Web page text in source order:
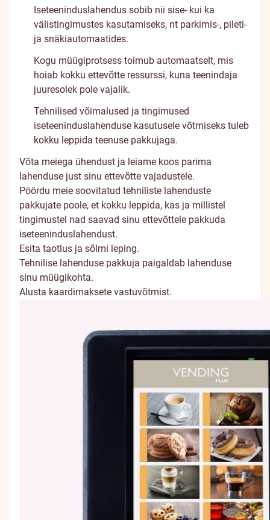
Iseteeninduslahendus sobib nii sise- kui ka
välistingimustes kasutamiseks, nt parkimis-, pileti-
ja snäkiautomaatides.
Kogu müügiprotsess toimub automaatselt, mis
hoiab kokku ettevõtte ressurssi, kuna teenindaja
juuresolek pole vajalik.
Tehnilised võimalused ja tingimused
iseteeninduslahenduse kasutusele võtmiseks tuleb
kokku leppida teenuse pakkujaga.
Võta meiega ühendust ja leiame koos parima
lahenduse just sinu ettevõtte vajadustele.
Pöördu meie soovitatud tehniliste lahenduste
pakkujate poole, et kokku leppida, kas ja millistel
tingimustel nad saavad sinu ettevõttele pakkuda
iseteeninduslahendust.
Esita taotlus ja sõlmi leping.
Tehnilise lahenduse pakkuja paigaldab lahenduse
sinu müügikohta.
Alusta kaardimaksete vastuvõtmist.